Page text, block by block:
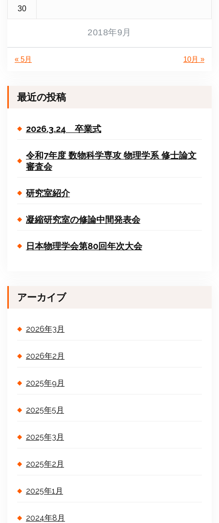
2018年9月
30
« 5月 10月 »
最近の投稿
2026.3.24 卒業式
令和7年度 数物科学専攻 物理学系 修士論文
審査会
研究室紹介
凝縮研究室の修論中間発表会
日本物理学会第80回年次大会
アーカイブ
2026年3月
2026年2月
2025年9月
2025年5月
2025年3月
2025年2月
2025年1月
2024年8月